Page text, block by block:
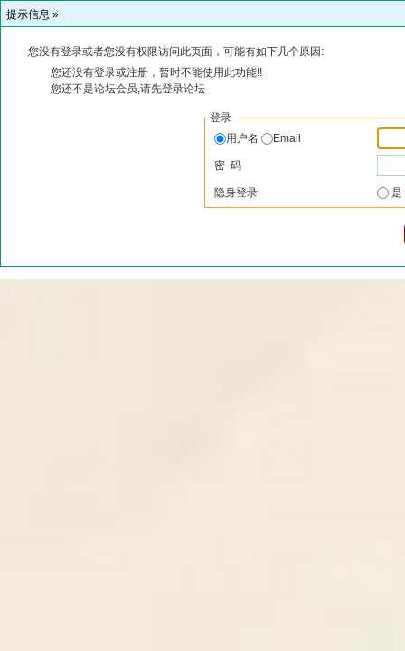
提示信息 »
您没有登录或者您没有权限访问此页面，可能有如下几个原因:
您还没有登录或注册，暂时不能使用此功能!!
您还不是论坛会员,请先登录论坛
登录
用户名
Email
密 码
隐身登录